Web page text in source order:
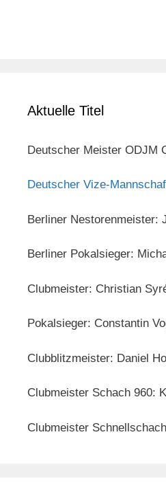
Aktuelle Titel
Deutscher Meister ODJM
Deutscher Vize-
Berliner Nestorenmeister:
Berliner Pokalsieger:
Clubmeister: Christian
Pokalsieger: Constantin
Clubblitzmeister: Daniel
Clubmeister Schach 960:
Clubmeister